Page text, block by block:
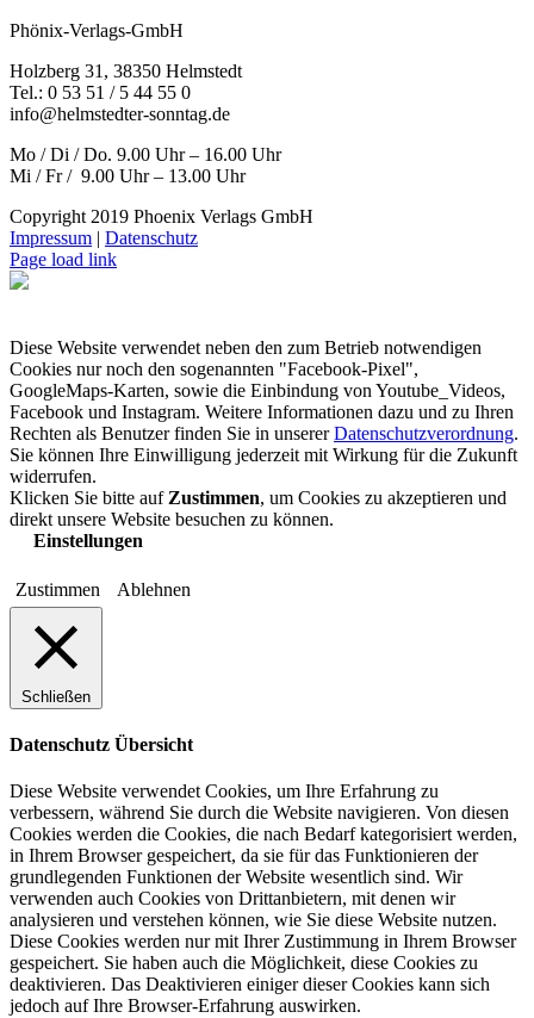
Phönix-Verlags-GmbH
Holzberg 31, 38350 Helmstedt
Tel.: 0 53 51 / 5 44 55 0
info@helmstedter-sonntag.de
Mo / Di / Do. 9.00 Uhr – 16.00 Uhr
Mi / Fr / 9.00 Uhr – 13.00 Uhr
Copyright 2019 Phoenix Verlags GmbH
Impressum | Datenschutz
Page load link
Diese Website verwendet neben den zum Betrieb notwendigen
Cookies nur noch den sogenannten "Facebook-Pixel",
GoogleMaps-Karten, sowie die Einbindung von Youtube_Videos,
Facebook und Instagram. Weitere Informationen dazu und zu Ihren
Rechten als Benutzer finden Sie in unsererDatenschutzverordnung.
Sie können Ihre Einwilligung jederzeit mit Wirkung für die Zukunft
widerrufen.
Klicken Sie bitte auf Zustimmen, um Cookies zu akzeptieren und
direkt unsere Website besuchen zu können.
Einstellungen
Zustimmen Ablehnen
Schließen
Datenschutz Übersicht
Diese Website verwendet Cookies, um Ihre Erfahrung zu
verbessern, während Sie durch die Website navigieren. Von diesen
Cookies werden die Cookies, die nach Bedarf kategorisiert werden,
in Ihrem Browser gespeichert, da sie für das Funktionieren der
grundlegenden Funktionen der Website wesentlich sind. Wir
verwenden auch Cookies von Drittanbietern, mit denen wir
analysieren und verstehen können, wie Sie diese Website nutzen.
Diese Cookies werden nur mit Ihrer Zustimmung in Ihrem Browser
gespeichert. Sie haben auch die Möglichkeit, diese Cookies zu
deaktivieren. Das Deaktivieren einiger dieser Cookies kann sich
jedoch auf Ihre Browser-Erfahrung auswirken.